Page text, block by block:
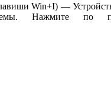
Win+I) —
Нажмите по